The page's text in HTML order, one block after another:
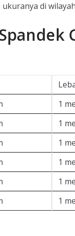
di
1
1
1
1
1
1